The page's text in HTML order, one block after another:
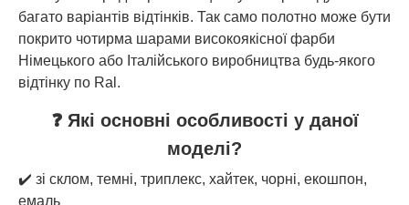
багато варіантів відтінків. Так само полотно може бути
покрито чотирма шарами високоякісної фарби
Німецького або Італійського виробництва будь-якого
відтінку по Ral.
❓ Які основні особливості у даної
моделі?
✔️ зі склом, темні, триплекс, хайтек, чорні, екошпон,
емаль